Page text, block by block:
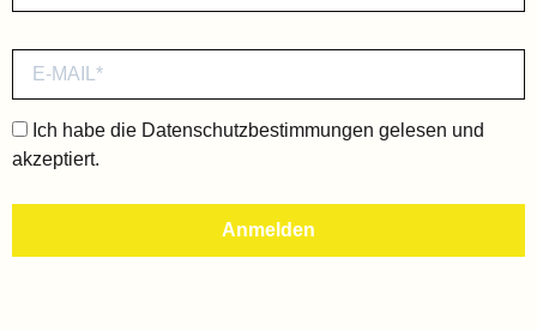
Ich habe die Datenschutzbestimmungen gelesen und
akzeptiert.